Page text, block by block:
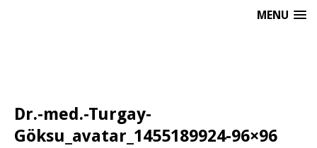
MENU
Dr.-med.-Turgay-
Göksu_avatar_1455189924-96×96